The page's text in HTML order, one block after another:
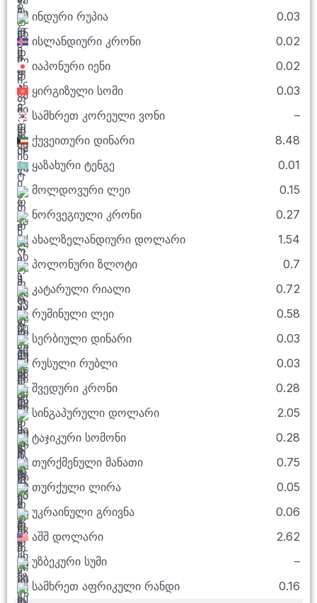
ინდური რუპია
0.03
ისლანდიური კრონი
0.02
იაპონური იენი
0.02
ყირგიზული სომი
0.03
სამხრეთ კორეული ვონი
–
ქუვეითური დინარი
8.48
ყაზახური ტენგე
0.01
მოლდოვური ლეი
0.15
ნორვეგიული კრონი
0.27
ახალზელანდიური დოლარი
1.54
პოლონური ზლოტი
0.7
კატარული რიალი
0.72
რუმინული ლეი
0.58
სერბიული დინარი
0.03
რუსული რუბლი
0.03
შვედური კრონი
0.28
სინგაპურული დოლარი
2.05
ტაჯიკური სომონი
0.28
თურქმენული მანათი
0.75
თურქული ლირა
0.05
უკრაინული გრივნა
0.06
აშშ დოლარი
2.62
უზბეკური სუმი
–
სამხრეთ აფრიკული რანდი
0.16